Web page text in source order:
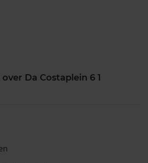
Da Costaplein 6 1